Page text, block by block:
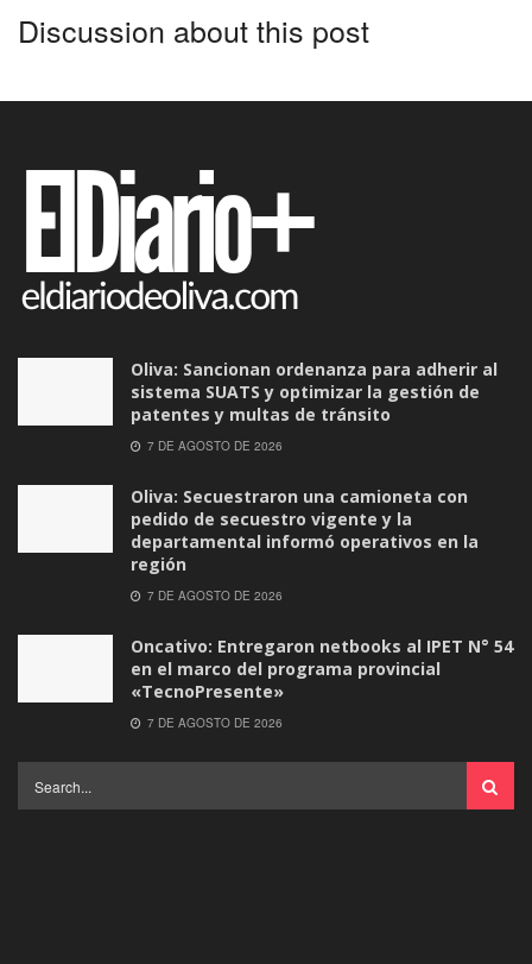
Discussion about this post
Oliva: Sancionan ordenanza para adherir al
sistema SUATS y optimizar la gestión de
patentes y multas de tránsito
7 DE AGOSTO DE 2026
Oliva: Secuestraron una camioneta con
pedido de secuestro vigente y la
departamental informó operativos en la
región
7 DE AGOSTO DE 2026
Oncativo: Entregaron netbooks al IPET N° 54
en el marco del programa provincial
«TecnoPresente»
7 DE AGOSTO DE 2026